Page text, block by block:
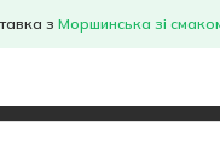
з Моршинська зі